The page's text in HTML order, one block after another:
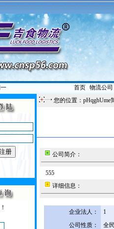
首页| 物流公司
您的位置：pHqghUme
公司简介：
555
详细信息：
企业法人：
1
公司性质：
全